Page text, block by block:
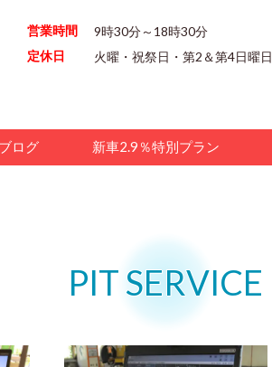
営業時間
9時30分～18時30分
定休日
火曜・祝祭日・第2＆第4日曜日
ログ 新車2.9％特別プラン
PIT SERVICE